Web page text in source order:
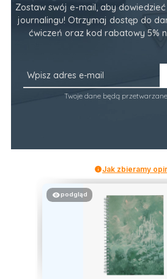
Zostaw swój e-mail, aby
journalingu! Otrzymaj dostęp do
ćwiczeń oraz kod rabatowy 5%
Twoje dane będą
Jak zbieramy
podgląd